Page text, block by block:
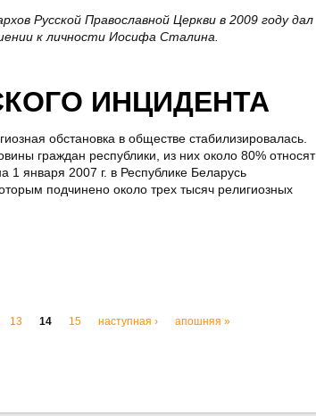
Русской Православной Церкви в 2009 году дал
к личности Иосифа Сталина.
ИНЦИДЕНТА
обстановка в обществе стабилизировалась.
граждан республики, из них около 80% относят
января 2007 г. в Республике Беларусь
подчинено около трех тысяч религиозных
13 14 15 наступная › апошняя »